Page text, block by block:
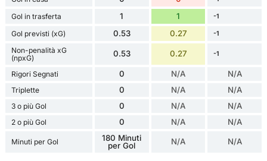
Gol in trasferta 1 1 -1
Gol previsti (xG) 0.53 0.27 -1
Non-penalità xG
(npxG)
0.53 0.27 -1
Rigori Segnati 0 N/A N/A
Triplette 0 N/A N/A
3 o più Gol 0 N/A N/A
2 o più Gol 0 N/A N/A
Minuti per Gol
180 Minuti
per Gol
N/A N/A